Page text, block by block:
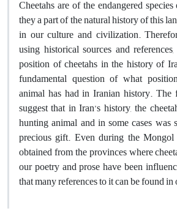
Cheetahs are of the endangered
they a part of the natural history of this
in our culture and civilization.
using historical sources and
position of cheetahs in the history of
fundamental question of what
animal has had in Iranian history.
suggest that in Iran’s history, the
hunting animal and in some cases was
precious gift. Even during the
obtained from the provinces where
our poetry and prose have been
that many references to it can be found